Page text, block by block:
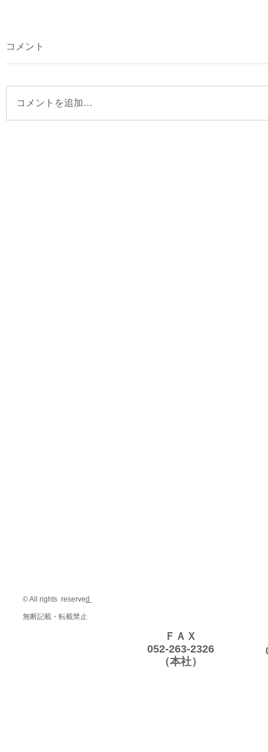
コメント
コメントを追加…
© All rights reserved
無断記載・転載禁止
ＦＡＸ
052-263-2326
（本社）